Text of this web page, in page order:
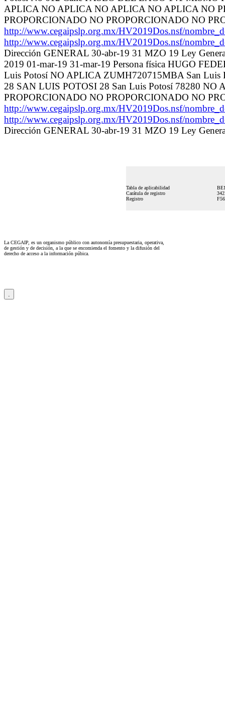
APLICA NO APLICA NO APLICA NO APLICA NO
PROPORCIONADO NO PROPORCIONADO NO
http://www.cegaipslp.org.mx/HV2019Dos.nsf/
http://www.cegaipslp.org.mx/HV2019Dos.nsf/
Dirección GENERAL 30-abr-19 31 MZO 19 Ley
2019 01-mar-19 31-mar-19 Persona física HUGO
Luis Potosí NO APLICA ZUMH720715MBA San
28 SAN LUIS POTOSI 28 San Luis Potosí 78280
PROPORCIONADO NO PROPORCIONADO NO
http://www.cegaipslp.org.mx/HV2019Dos.nsf/
http://www.cegaipslp.org.mx/HV2019Dos.nsf/
Dirección GENERAL 30-abr-19 31 MZO 19 Ley
Tabla de aplicabilidad
Carátula de registro
Registro
La CEGAIP, es un organismo público con autonomía presupuestaria, operativa,
de gestión y de decisión, a la que se encomienda el fomento y la difusión del
derecho de acceso a la información púbica.